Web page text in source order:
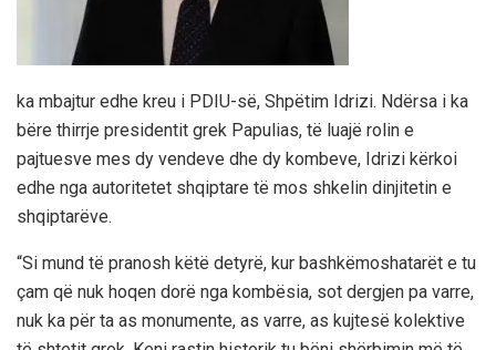
ka mbajtur edhe kreu i PDIU-së, Shpëtim Idrizi. Ndërsa i ka
bëre thirrje presidentit grek Papulias, të luajë rolin e
pajtuesve mes dy vendeve dhe dy kombeve, Idrizi kërkoi
edhe nga autoritetet shqiptare të mos shkelin dinjitetin e
shqiptarëve.
“Si mund të pranosh këtë detyrë, kur bashkëmoshatarët e tu
çam që nuk hoqen dorë nga kombësia, sot dergjen pa varre,
nuk ka për ta as monumente, as varre, as kujtesë kolektive